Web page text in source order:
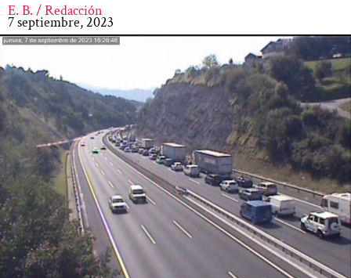
E. B. / Redacción
7 septiembre, 2023